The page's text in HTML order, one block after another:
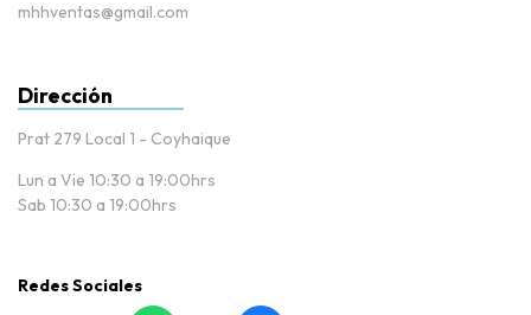
mhhventas@gmail.com
Dirección
Prat 279 Local 1 - Coyhaique
Lun a Vie 10:30 a 19:00hrs
Sab 10:30 a 19:00hrs
Redes Sociales